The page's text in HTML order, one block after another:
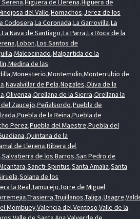
Serena,Higuera de Llerena,Higuera de
del Valle,Hornachos,Jerez de los
Codosera,La Coronada,La Garrovilla,La
,La Nava de Santiago,La Parra,La Roca de la
,Lobon,Los Santos de
,Malcocinado,Malpartida de la
,Medina de las
,Monesterio,Montemolin,Monterrubio de
,Navalvillar de Pela,Nogales,Oliva de la
,Olivenza,Orellana de la Sierra,Orellana la
Zaucejo,Peñalsordo,Puebla de
,Puebla de la Reina,Puebla de
Perez,Puebla del Maestre,Puebla del
,Quintana de la
de Llerena,Ribera del
,Salvatierra de los Barros,San Pedro de
,Sancti-Spiritus,Santa Amalia,Santa
,Solana de los
la Real,Tamurejo,Torre de Miguel
,Trasierra,Trujillanos,Taliga,Usagre,
Mombuey,Valencia del Ventoso,Valle de la